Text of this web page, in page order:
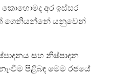
කොහොමද අර ඉස්සර
ගෙනියන්නේ යනුවෙන්
සහ නිෂ්පාදන
පිළිබඳ මෙම රජයේ